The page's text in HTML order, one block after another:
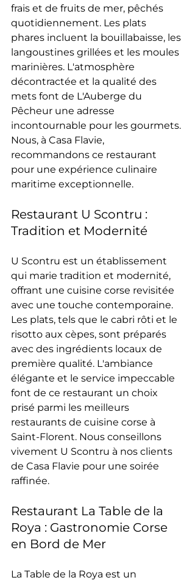
frais et de fruits de mer, pêchés
quotidiennement. Les plats
phares incluent la bouillabaisse, les
langoustines grillées et les moules
marinières. L'atmosphère
décontractée et la qualité des
mets font de L'Auberge du
Pêcheur une adresse
incontournable pour les gourmets.
Nous, à Casa Flavie,
recommandons ce restaurant
pour une expérience culinaire
maritime exceptionnelle.
Restaurant U Scontru :
Tradition et Modernité
U Scontru est un établissement
qui marie tradition et modernité,
offrant une cuisine corse revisitée
avec une touche contemporaine.
Les plats, tels que le cabri rôti et le
risotto aux cèpes, sont préparés
avec des ingrédients locaux de
première qualité. L'ambiance
élégante et le service impeccable
font de ce restaurant un choix
prisé parmi les meilleurs
restaurants de cuisine corse à
Saint-Florent. Nous conseillons
vivement U Scontru à nos clients
de Casa Flavie pour une soirée
raffinée.
Restaurant La Table de la
Roya : Gastronomie Corse
en Bord de Mer
La Table de la Roya est un